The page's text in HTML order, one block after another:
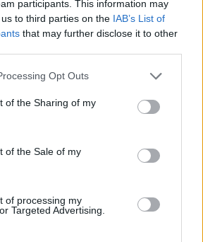
participants. This information may
to third parties on the IAB’s List of
that may further disclose it to other
Opt Outs
of the Sharing of my
of the Sale of my
of processing my
Targeted Advertising.